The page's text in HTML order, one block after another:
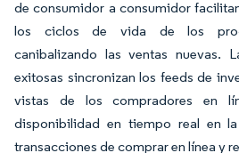
de consumidor a consumidor
los ciclos de vida de los
canibalizando las ventas nuevas.
exitosas sincronizan los feeds de
vistas de los compradores en
disponibilidad en tiempo real en
transacciones de comprar en línea y